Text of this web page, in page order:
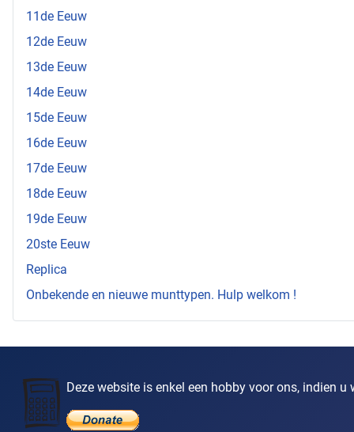
11de Eeuw
12de Eeuw
13de Eeuw
14de Eeuw
15de Eeuw
16de Eeuw
17de Eeuw
18de Eeuw
19de Eeuw
20ste Eeuw
Replica
Onbekende en nieuwe munttypen. Hulp welkom !
Deze website is enkel een hobby voor ons, indien